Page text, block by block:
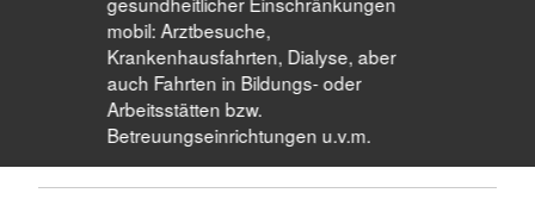
mobil: Arztbesuche,
Krankenhausfahrten, Dialyse, aber
auch Fahrten in Bildungs- oder
Arbeitsstätten bzw.
Betreuungseinrichtungen u.v.m.